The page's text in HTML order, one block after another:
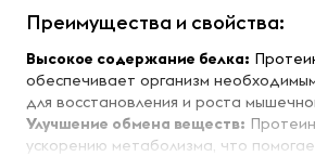
Преимущества и свойства:
Высокое содержание белка:
обеспечивает организм
для восстановления и роста
Улучшение обмена веществ:
ускорению метаболизма, что